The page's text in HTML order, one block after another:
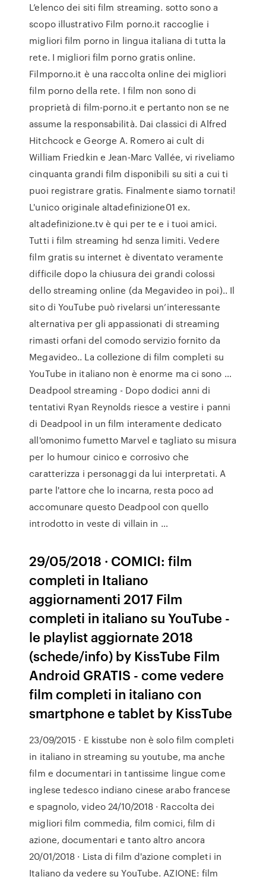
L’elenco dei siti film streaming. sotto sono a
scopo illustrativo Film porno.it raccoglie i
migliori film porno in lingua italiana di tutta la
rete. I migliori film porno gratis online.
Filmporno.it è una raccolta online dei migliori
film porno della rete. I film non sono di
proprietà di film-porno.it e pertanto non se ne
assume la responsabilità. Dai classici di Alfred
Hitchcock e George A. Romero ai cult di
William Friedkin e Jean-Marc Vallée, vi riveliamo
cinquanta grandi film disponibili su siti a cui ti
puoi registrare gratis. Finalmente siamo tornati!
L'unico originale altadefinizione01 ex.
altadefinizione.tv è qui per te e i tuoi amici.
Tutti i film streaming hd senza limiti. Vedere
film gratis su internet è diventato veramente
difficile dopo la chiusura dei grandi colossi
dello streaming online (da Megavideo in poi).. Il
sito di YouTube può rivelarsi un’interessante
alternativa per gli appassionati di streaming
rimasti orfani del comodo servizio fornito da
Megavideo.. La collezione di film completi su
YouTube in italiano non è enorme ma ci sono …
Deadpool streaming - Dopo dodici anni di
tentativi Ryan Reynolds riesce a vestire i panni
di Deadpool in un film interamente dedicato
all'omonimo fumetto Marvel e tagliato su misura
per lo humour cinico e corrosivo che
caratterizza i personaggi da lui interpretati. A
parte l'attore che lo incarna, resta poco ad
accomunare questo Deadpool con quello
introdotto in veste di villain in …
29/05/2018 · COMICI: film
completi in Italiano
aggiornamenti 2017 Film
completi in italiano su YouTube -
le playlist aggiornate 2018
(schede/info) by KissTube Film
Android GRATIS - come vedere
film completi in italiano con
smartphone e tablet by KissTube
23/09/2015 · E kisstube non è solo film completi
in italiano in streaming su youtube, ma anche
film e documentari in tantissime lingue come
inglese tedesco indiano cinese arabo francese
e spagnolo, video 24/10/2018 · Raccolta dei
migliori film commedia, film comici, film di
azione, documentari e tanto altro ancora
20/01/2018 · Lista di film d'azione completi in
Italiano da vedere su YouTube. AZIONE: film